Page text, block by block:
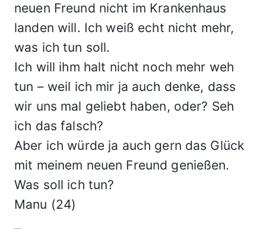
neuen Freund nicht im Krankenhaus
landen will. Ich weiß echt nicht mehr,
was ich tun soll.
Ich will ihm halt nicht noch mehr weh
tun – weil ich mir ja auch denke, dass
wir uns mal geliebt haben, oder? Seh
ich das falsch?
Aber ich würde ja auch gern das Glück
mit meinem neuen Freund genießen.
Was soll ich tun?
Manu (24)